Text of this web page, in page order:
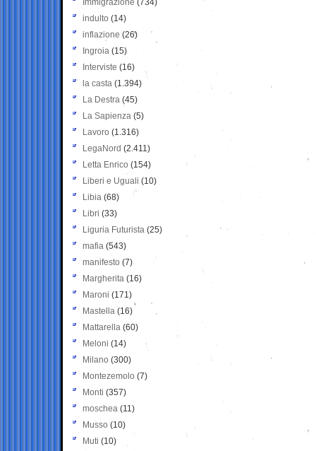
Immigrazione (734)
indulto (14)
inflazione (26)
Ingroia (15)
Interviste (16)
la casta (1.394)
La Destra (45)
La Sapienza (5)
Lavoro (1.316)
LegaNord (2.411)
Letta Enrico (154)
Liberi e Uguali (10)
Libia (68)
Libri (33)
Liguria Futurista (25)
mafia (543)
manifesto (7)
Margherita (16)
Maroni (171)
Mastella (16)
Mattarella (60)
Meloni (14)
Milano (300)
Montezemolo (7)
Monti (357)
moschea (11)
Musso (10)
Muti (10)